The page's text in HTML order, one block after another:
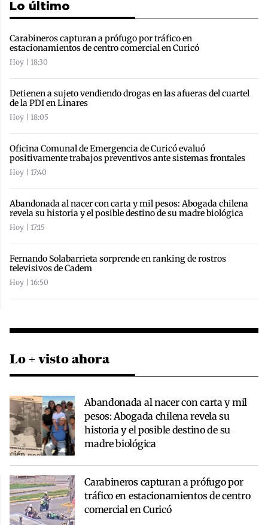
Lo último
Carabineros capturan a prófugo por tráfico en
estacionamientos de centro comercial en Curicó
Hoy | 18:30
Detienen a sujeto vendiendo drogas en las afueras del cuartel
de la PDI en Linares
Hoy | 18:05
Oficina Comunal de Emergencia de Curicó evaluó
positivamente trabajos preventivos ante sistemas frontales
Hoy | 17:40
Abandonada al nacer con carta y mil pesos: Abogada chilena
revela su historia y el posible destino de su madre biológica
Hoy | 17:15
Fernando Solabarrieta sorprende en ranking de rostros
televisivos de Cadem
Hoy | 16:50
Lo + visto ahora
Abandonada al nacer con carta y mil
pesos: Abogada chilena revela su
historia y el posible destino de su
madre biológica
Carabineros capturan a prófugo por
tráfico en estacionamientos de centro
comercial en Curicó